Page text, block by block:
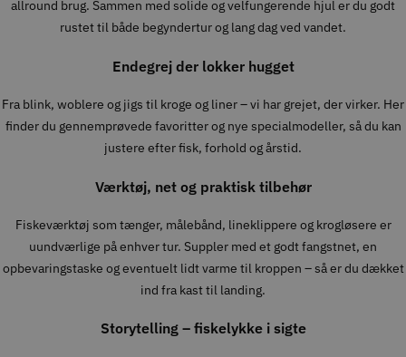
allround brug. Sammen med solide og velfungerende hjul er du godt
rustet til både begyndertur og lang dag ved vandet.
Endegrej der lokker hugget
Fra blink, woblere og jigs til kroge og liner – vi har grejet, der virker. Her
finder du gennemprøvede favoritter og nye specialmodeller, så du kan
justere efter fisk, forhold og årstid.
Værktøj, net og praktisk tilbehør
Fiskeværktøj som tænger, målebånd, lineklippere og krogløsere er
uundværlige på enhver tur. Suppler med et godt fangstnet, en
opbevaringstaske og eventuelt lidt varme til kroppen – så er du dækket
ind fra kast til landing.
Storytelling – fiskelykke i sigte